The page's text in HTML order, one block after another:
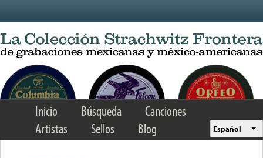
Inicio Búsqueda
Canciones
Artistas
Sellos Blog Español